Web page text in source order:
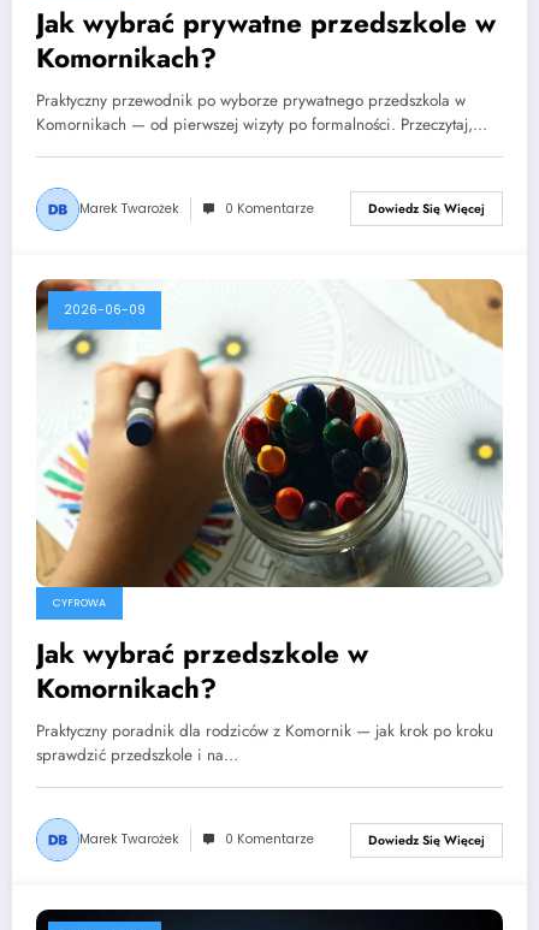
Jak wybrać prywatne przedszkole w
Komornikach?
Praktyczny przewodnik po wyborze prywatnego przedszkola w
Komornikach — od pierwszej wizyty po formalności. Przeczytaj,…
Marek Twarożek 0 Komentarze Dowiedz Się Więcej
2026-06-09
CYFROWA
Jak wybrać przedszkole w
Komornikach?
Praktyczny poradnik dla rodziców z Komornik — jak krok po kroku
sprawdzić przedszkole i na…
Marek Twarożek 0 Komentarze Dowiedz Się Więcej